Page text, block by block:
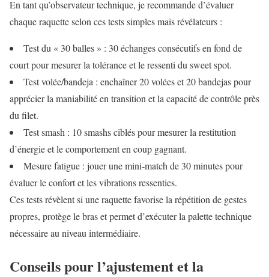
En tant qu’observateur technique, je recommande d’évaluer
chaque raquette selon ces tests simples mais révélateurs :
Test du « 30 balles » : 30 échanges consécutifs en fond de
court pour mesurer la tolérance et le ressenti du sweet spot.
Test volée/bandeja : enchaîner 20 volées et 20 bandejas pour
apprécier la maniabilité en transition et la capacité de contrôle près
du filet.
Test smash : 10 smashs ciblés pour mesurer la restitution
d’énergie et le comportement en coup gagnant.
Mesure fatigue : jouer une mini‑match de 30 minutes pour
évaluer le confort et les vibrations ressenties.
Ces tests révèlent si une raquette favorise la répétition de gestes
propres, protège le bras et permet d’exécuter la palette technique
nécessaire au niveau intermédiaire.
Conseils pour l’ajustement et la